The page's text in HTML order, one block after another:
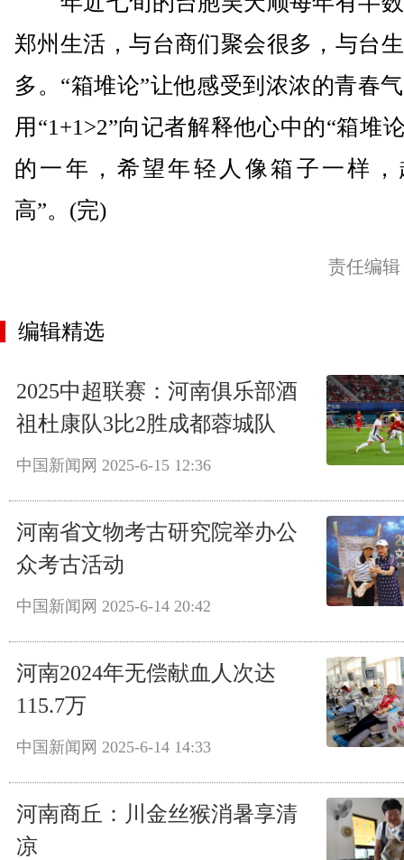
郑州生活，与台商们聚会很多，与台
多。“箱堆论”让他感受到浓浓的青春
用“1+1>2”向记者解释他心中的“箱堆
的一年，希望年轻人像箱子一样，
高”。(完)
责任编
编辑精选
2025中超联赛：河南俱乐部酒
祖杜康队3比2胜成都蓉城队
中国新闻网 2025-6-15 12:36
河南省文物考古研究院举办公
众考古活动
中国新闻网 2025-6-14 20:42
河南2024年无偿献血人次达
115.7万
中国新闻网 2025-6-14 14:33
河南商丘：川金丝猴消暑享清
凉